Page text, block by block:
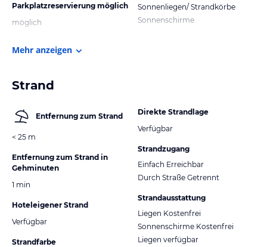
Parkplatzreservierung möglich
möglich
Sonnenliegen/ Strandkörbe
Sonnenschirme
Mehr anzeigen
Strand
Entfernung zum Strand
< 25 m
Entfernung zum Strand in
Gehminuten
1 min
Hoteleigener Strand
Verfügbar
Strandfarbe
Direkte Strandlage
Verfügbar
Strandzugang
Einfach Erreichbar
Durch Straße Getrennt
Strandausstattung
Liegen Kostenfrei
Sonnenschirme Kostenfrei
Liegen verfügbar